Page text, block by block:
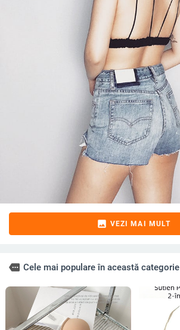
image VEZI MAI MULT
more Cele mai populare în această categorie